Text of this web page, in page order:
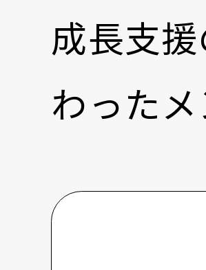
成長支
わった